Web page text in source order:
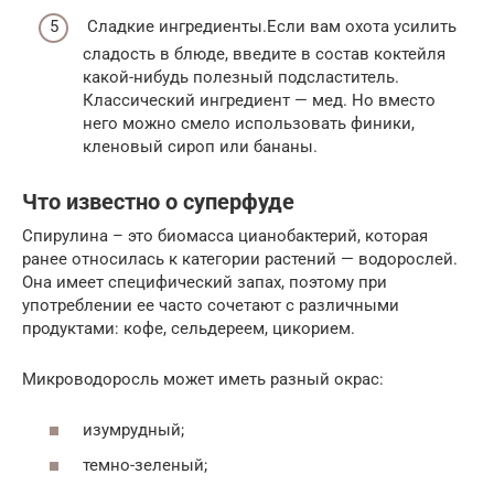
Сладкие ингредиенты.Если вам охота усилить
сладость в блюде, введите в состав коктейля
какой-нибудь полезный подсластитель.
Классический ингредиент — мед. Но вместо
него можно смело использовать финики,
кленовый сироп или бананы.
Что известно о суперфуде
Спирулина – это биомасса цианобактерий, которая
ранее относилась к категории растений — водорослей.
Она имеет специфический запах, поэтому при
употреблении ее часто сочетают с различными
продуктами: кофе, сельдереем, цикорием.
Микроводоросль может иметь разный окрас:
изумрудный;
темно-зеленый;